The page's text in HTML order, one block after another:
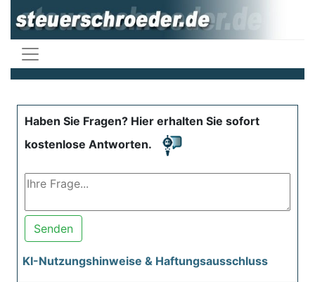
Haben Sie Fragen? Hier erhalten Sie sofort
kostenlose Antworten.
Senden
KI-Nutzungshinweise & Haftungsausschluss